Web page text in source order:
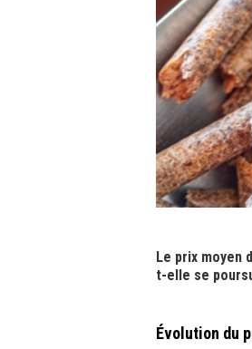
Le prix moyen
t-elle se
Évolution du